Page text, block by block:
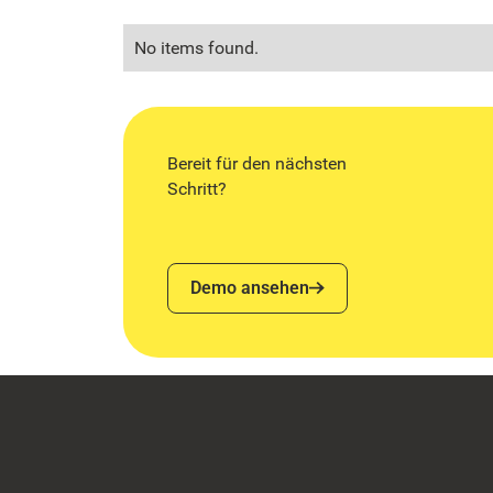
No items found.
Bereit für den nächsten
Schritt?
Demo ansehen
Demo ansehen